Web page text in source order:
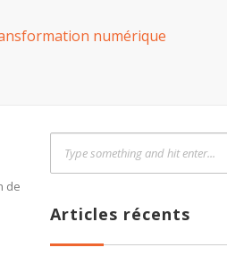
numérique
de
Articles récents